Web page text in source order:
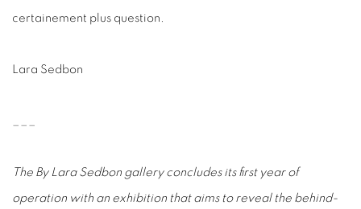
certainement plus question.
Lara Sedbon
The By Lara Sedbon gallery concludes its first year of
operation with an exhibition that aims to reveal the behind-